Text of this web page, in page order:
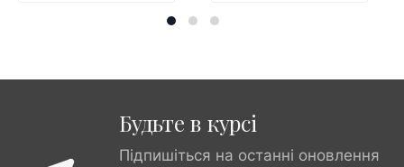
Будьте в курсі
Підпишіться на останні оновлення